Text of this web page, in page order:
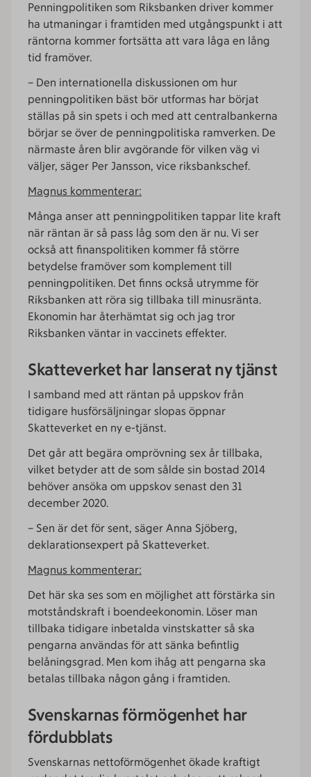
Penningpolitiken som Riksbanken driver kommer
ha utmaningar i framtiden med utgångspunkt i att
räntorna kommer fortsätta att vara låga en lång
tid framöver.
– Den internationella diskussionen om hur
penningpolitiken bäst bör utformas har börjat
ställas på sin spets i och med att centralbankerna
börjar se över de penningpolitiska ramverken. De
närmaste åren blir avgörande för vilken väg vi
väljer, säger Per Jansson, vice riksbankschef.
Magnus kommenterar:
Många anser att penningpolitiken tappar lite kraft
när räntan är så pass låg som den är nu. Vi ser
också att finanspolitiken kommer få större
betydelse framöver som komplement till
penningpolitiken. Det finns också utrymme för
Riksbanken att röra sig tillbaka till minusränta.
Ekonomin har återhämtat sig och jag tror
Riksbanken väntar in vaccinets effekter.
Skatteverket har lanserat ny tjänst
I samband med att räntan på uppskov från
tidigare husförsäljningar slopas öppnar
Skatteverket en ny e-tjänst.
Det går att begära omprövning sex år tillbaka,
vilket betyder att de som sålde sin bostad 2014
behöver ansöka om uppskov senast den 31
december 2020.
– Sen är det för sent, säger Anna Sjöberg,
deklarationsexpert på Skatteverket.
Magnus kommenterar:
Det här ska ses som en möjlighet att förstärka sin
motståndskraft i boendeekonomin. Löser man
tillbaka tidigare inbetalda vinstskatter så ska
pengarna användas för att sänka befintlig
belåningsgrad. Men kom ihåg att pengarna ska
betalas tillbaka någon gång i framtiden.
Svenskarnas förmögenhet har
fördubblats
Svenskarnas nettoförmögenhet ökade kraftigt